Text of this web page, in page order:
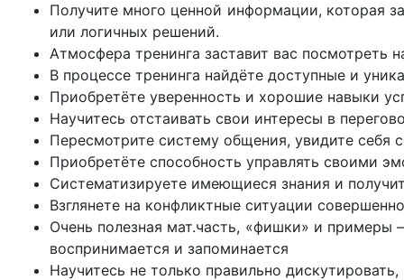
Получите много ценной информации, которая
или логичных решений.
Атмосфера тренинга заставит вас посмотреть
В процессе тренинга найдёте доступные и
Приобретёте уверенность и хорошие навыки
Научитесь отстаивать свои интересы в
Пересмотрите систему общения, увидите себя
Приобретёте способность управлять своими
Систематизируете имеющиеся знания и
Взглянете на конфликтные ситуации
Очень полезная мат.часть, «фишки» и примеры
воспринимается и запоминается
Научитесь не только правильно